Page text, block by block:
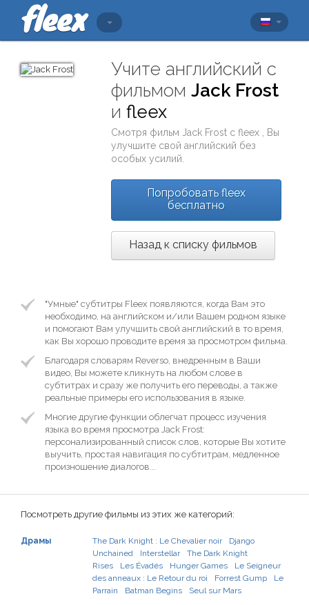
Учите английский с
фильмомJack Frost
иfleex
Смотря фильм Jack Frost сfleex
, Вы
улучшите свой английский без
особых усилий.
Попробовать fleex
бесплатно
Назад к списку фильмов
"Умные" субтитры Fleex появляются, когда Вам это
необходимо, на английском и/или Вашем родном языке
и помогают Вам улучшить свой английский в то время,
как Вы хорошо проводите время за просмотром фильма.
Благодаря словарям Reverso, внедренным в Ваши
видео, Вы можете кликнуть на любом слове в
субтитрах и сразу же получить его переводы, а также
реальные примеры его использования в языке.
Многие другие функции облегчат процесс изучения
языка во время просмотра Jack Frost:
персонализированный список слов, которые Вы хотите
выучить, простая навигация по субтитрам, медленное
произношение диалогов...
Посмотреть другие фильмы из этих же категорий:
Драмы The Dark Knight : Le Chevalier noir
Django
Unchained
Interstellar
The Dark Knight
Rises
Les Évadés Hunger Games
Le Seigneur
des anneaux : Le Retour du roi
Forrest Gump
Le
Parrain
Batman Begins Seul sur Mars